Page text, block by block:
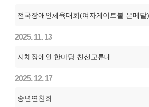
전국장애인체육대회(여자게이트볼 은메달)
2025. 11. 13
지체장애인 한마당 친선교류대
2025. 12. 17
송년연찬회